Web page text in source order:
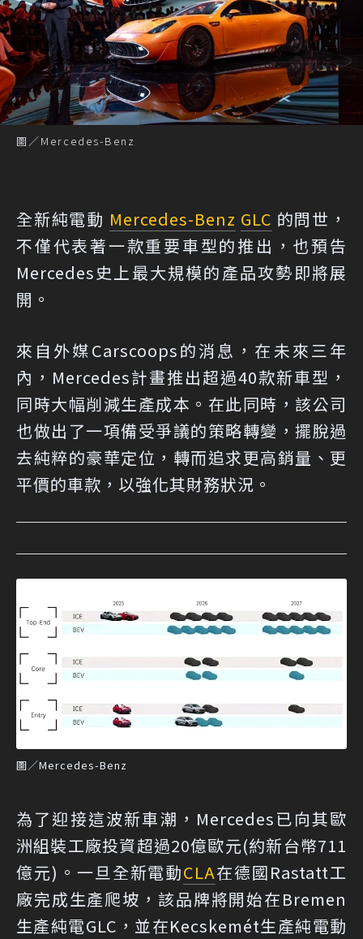
圖／Mercedes-Benz
全新純電動 Mercedes-Benz GLC 的問世，
不僅代表著一款重要車型的推出，也預告
Mercedes史上最大規模的產品攻勢即將展
開。
來自外媒Carscoops的消息 ，在未來三年
內，Mercedes計畫推出超過40款新車型，
同時大幅削減生產成本。在此同時，該公司
也做出了一項備受爭議的策略轉變，擺脫過
去純粹的豪華定位，轉而追求更高銷量、更
平價的車款，以強化其財務狀況。
圖／Mercedes-Benz
為了迎接這波新車潮，Mercedes已向其歐
洲組裝工廠投資超過20億歐元(約新台幣711
億元)。一旦全新電動CLA在德國Rastatt工
廠完成生產爬坡，該品牌將開始在Bremen
生產純電GLC，並在Kecskemét生產純電動